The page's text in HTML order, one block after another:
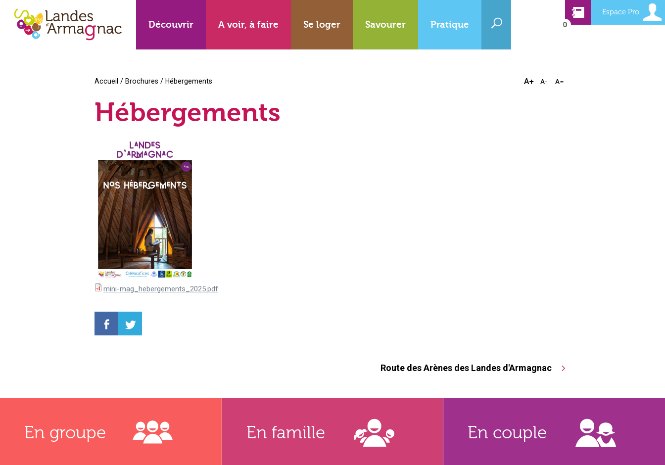
Découvrir A voir, à faire Se loger Savourer Pratique
Espace Pro
0
Accueil / Brochures / Hébergements
Hébergements
mini-mag_hebergements_2025.pdf
Route des Arènes des Landes d'Armagnac
En groupe En famille En couple